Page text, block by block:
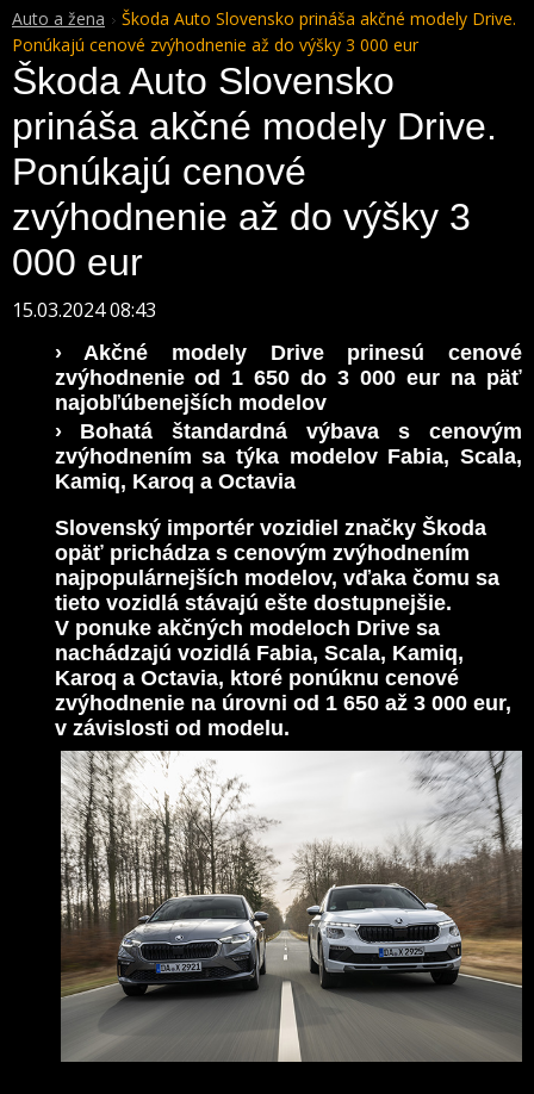
Auto a žena
Škoda Auto Slovensko prináša akčné modely Drive.
Ponúkajú cenové zvýhodnenie až do výšky 3 000 eur
Škoda Auto Slovensko
prináša akčné modely Drive.
Ponúkajú cenové
zvýhodnenie až do výšky 3
000 eur
15.03.2024 08:43
› Akčné modely Drive prinesú cenové
zvýhodnenie od 1 650 do 3 000 eur na päť
najobľúbenejších modelov
› Bohatá štandardná výbava s cenovým
zvýhodnením sa týka modelov Fabia, Scala,
Kamiq, Karoq a Octavia
Slovenský importér vozidiel značky Škoda
opäť prichádza s cenovým zvýhodnením
najpopulárnejších modelov, vďaka čomu sa
tieto vozidlá stávajú ešte dostupnejšie.
V ponuke akčných modeloch Drive sa
nachádzajú vozidlá Fabia, Scala, Kamiq,
Karoq a Octavia, ktoré ponúknu cenové
zvýhodnenie na úrovni od 1 650 až 3 000 eur,
v závislosti od modelu.